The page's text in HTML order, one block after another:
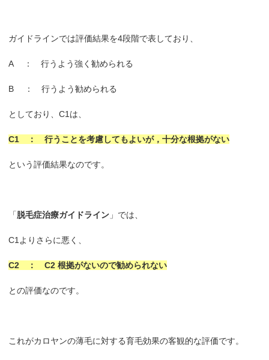
ガイドラインでは評価結果を4段階で表しており、
A ： 行うよう強く勧められる
B ： 行うよう勧められる
としており、C1は、
C1 ： 行うことを考慮してもよいが，十分な根拠がない
という評価結果なのです。
「脱毛症治療ガイドライン 」では、
C1よりさらに悪く、
C2 ： C2 根拠がないので勧められない
との評価なのです。
これがカロヤンの薄毛に対する育毛効果の客観的な評価です。